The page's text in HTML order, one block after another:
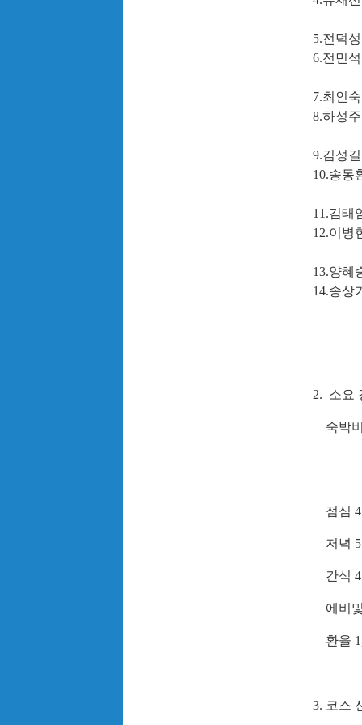
5.전덕성
6.전민석
7.최인숙
8.하성주
9.김성길
10.송동
11.김태
12.이병
13.양혜
14.송상
2. 소요
숙박
점심 4
저녁 5
간식 4
에비
환율
3. 코스